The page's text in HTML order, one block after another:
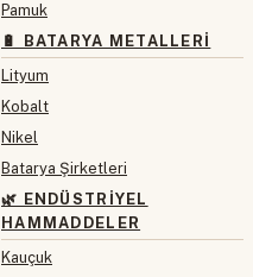
Pamuk
🔋 BATARYA METALLERI
Lityum
Kobalt
Nikel
Batarya Şirketleri
🌿 ENDÜSTRIYEL
HAMMADDELER
Kauçuk